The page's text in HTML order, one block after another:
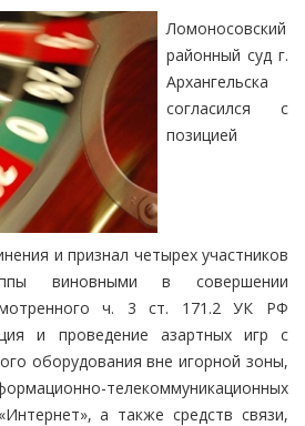
Ломоносовский
районный суд г.
Архангельска
согласился с
позицией
и признал четырех участников
виновными в совершении
ч. 3 ст. 171.2 УК РФ
и проведение азартных игр с
оборудования вне игорной зоны,
телекоммуникационных
а также средств связи,